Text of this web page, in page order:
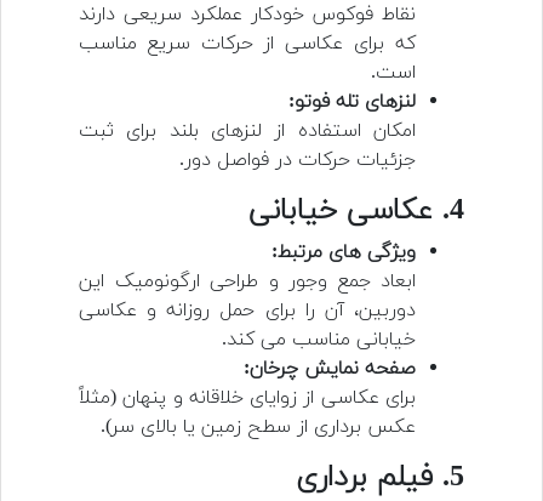
نقاط فوکوس خودکار عملکرد سریعی دارند
که برای عکاسی از حرکات سریع مناسب
است.
لنزهای تله فوتو:
امکان استفاده از لنزهای بلند برای ثبت
جزئیات حرکات در فواصل دور.
4. عکاسی خیابانی
ویژگی های مرتبط:
ابعاد جمع وجور و طراحی ارگونومیک این
دوربین، آن را برای حمل روزانه و عکاسی
خیابانی مناسب می کند.
صفحه نمایش چرخان:
برای عکاسی از زوایای خلاقانه و پنهان (مثلاً
عکس برداری از سطح زمین یا بالای سر).
5. فیلم برداری